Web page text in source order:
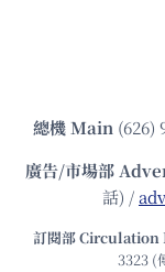
總機Main (626)
廣告/市場部
話) /
訂閱部
3323 (